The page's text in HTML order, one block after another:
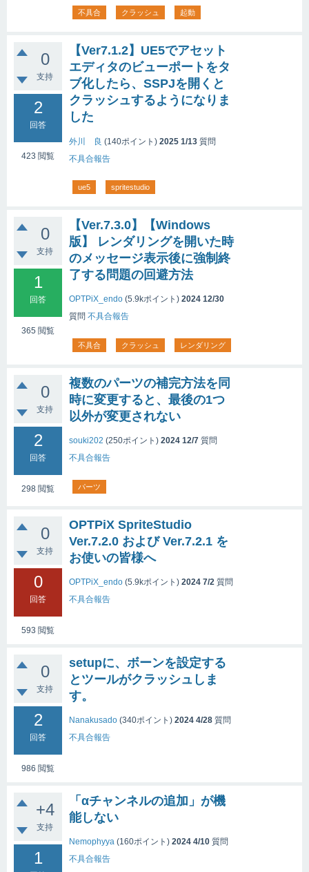
不具合 クラッシュ 起動
0
支持
2
回答
423 閲覧
【Ver7.1.2】UE5でアセット
エディタのビューポートをタ
ブ化したら、SSPJを開くと
クラッシュするようになりま
した
外川 良 (140ポイント) 2025 1/13 質問
不具合報告
ue5 spritestudio
0
支持
1
回答
365 閲覧
【Ver.7.3.0】【Windows
版】 レンダリングを開いた時
のメッセージ表示後に強制終
了する問題の回避方法
OPTPiX_endo (5.9kポイント) 2024 12/30
質問 不具合報告
不具合 クラッシュ レンダリング
0
支持
2
回答
298 閲覧
複数のパーツの補完方法を同
時に変更すると、最後の1つ
以外が変更されない
souki202 (250ポイント) 2024 12/7 質問
不具合報告
パーツ
0
支持
0
回答
593 閲覧
OPTPiX SpriteStudio
Ver.7.2.0 および Ver.7.2.1 を
お使いの皆様へ
OPTPiX_endo (5.9kポイント) 2024 7/2 質問
不具合報告
0
支持
2
回答
986 閲覧
setupに、ボーンを設定する
とツールがクラッシュしま
す。
Nanakusado (340ポイント) 2024 4/28 質問
不具合報告
+4
支持
1
「αチャンネルの追加」が機
能しない
Nemophyya (160ポイント) 2024 4/10 質問
不具合報告